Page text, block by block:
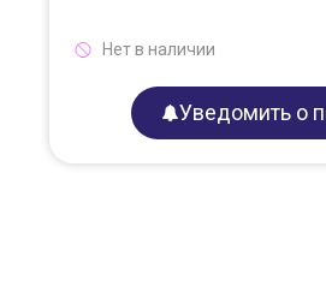
Нет в наличии
Уведомить о